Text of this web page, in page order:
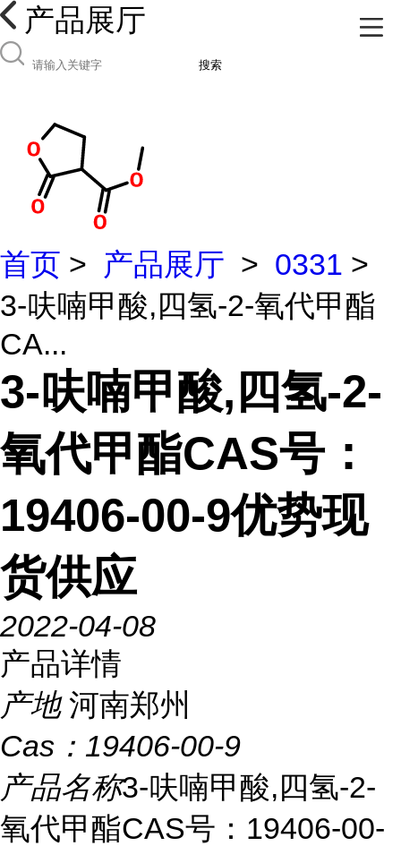
产品展厅
搜索
首页 > 产品展厅 > 0331 >
3-呋喃甲酸,四氢-2-氧代甲酯
CA...
3-呋喃甲酸,四氢-2-
氧代甲酯CAS号：
19406-00-9优势现
货供应
2022-04-08
产品详情
产地 河南郑州
Cas： 19406-00-9
产品名称3-呋喃甲酸,四氢-2-
氧代甲酯CAS号：19406-00-